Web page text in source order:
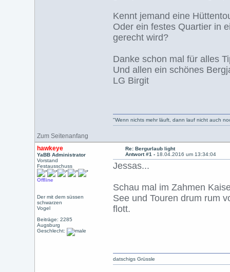
Kennt jemand eine
Oder ein festes Quartier in
gerecht wird?
Danke schon mal für alles
Und allen ein schönes
LG Birgit
Zum Seitenanfang
"Wenn nichts mehr läuft, dann lauf nicht auch
hawkeye
YaBB Administrator
Vorstand
Festausschuss
Offline
Der mit dem süssen
schwarzen
Vogel
Beiträge: 2285
Augsburg
Geschlecht:
Re: Bergurlaub light
Antwort #1 - 18.04.2016 um 13:34:04
Jessas...
Schau mal im Zahmen
See und Touren drum rum
flott.
datschigs Grüssle